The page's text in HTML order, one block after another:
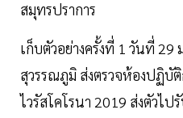
สมุทรปราการ
เก็บตัวอย่างครั้งที่ 1 วันที่
สุวรรณภูมิ ส่งตรวจห้องปฏิบั
ไวรัสโคโรนา 2019 ส่งตัวไป